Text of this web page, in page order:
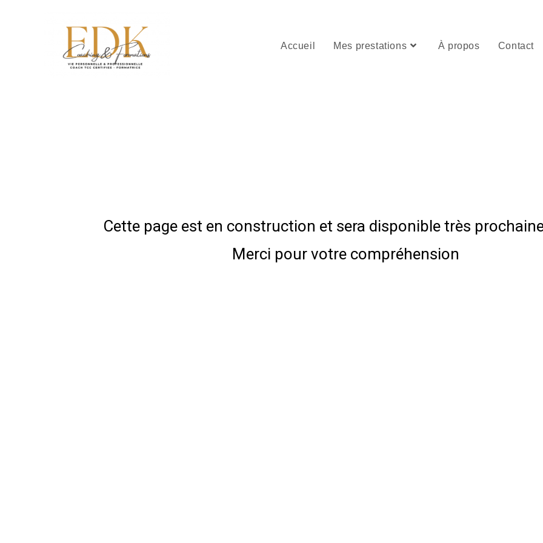
Accueil Mes prestations À propos Contact
Cette page est en construction et sera disponible très
Merci pour votre compréhension